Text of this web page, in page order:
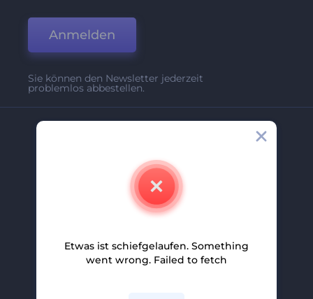
Anmelden
Sie können den Newsletter jederzeit
problemlos abbestellen.
Partnerprogramm
Etwas ist schiefgelaufen. Something
went wrong. Failed to fetch